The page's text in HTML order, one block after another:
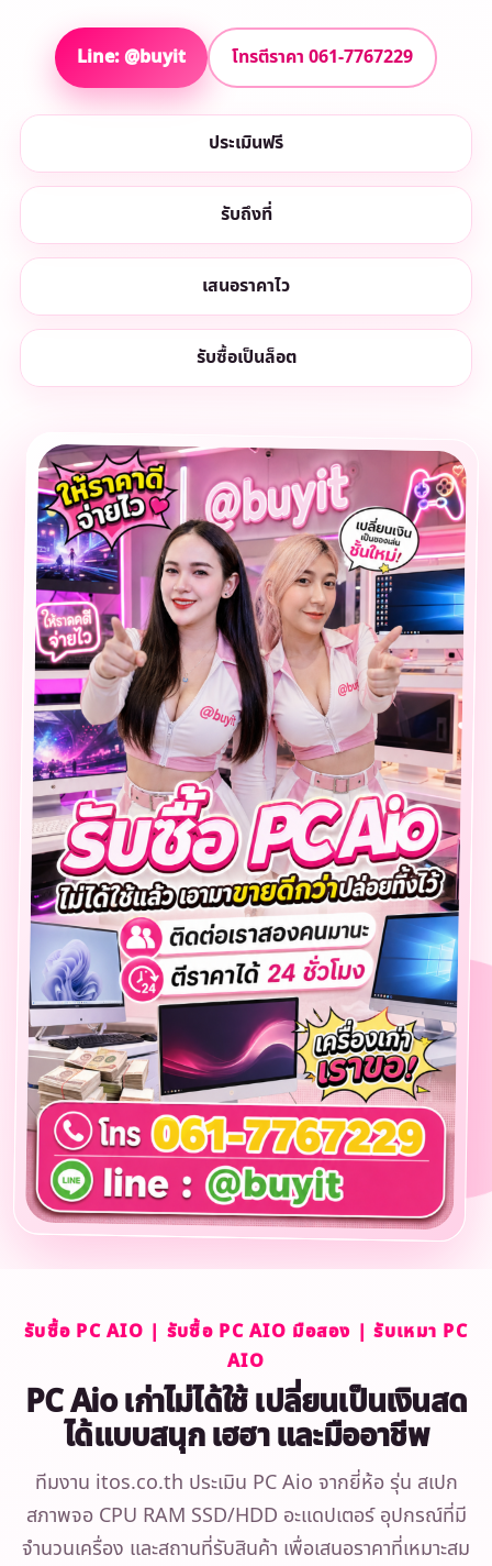
Line: @buyit โทรตีราคา 061-7767229
ประเมินฟรี
รับถึงที่
เสนอราคาไว
รับซื้อเป็นล็อต
รับซื้อ PC AIO | รับซื้อ PC AIO มือสอง | รับเหมา PC
AIO
PC Aio เก่าไม่ได้ใช้ เปลี่ยนเป็นเงินสด
ได้แบบสนุก เฮฮา และมืออาชีพ
ทีมงาน itos.co.th ประเมิน PC Aio จากยี่ห้อ รุ่น สเปก
สภาพจอ CPU RAM SSD/HDD อะแดปเตอร์ อุปกรณ์ที่มี
จำนวนเครื่อง และสถานที่รับสินค้า เพื่อเสนอราคาที่เหมาะสม